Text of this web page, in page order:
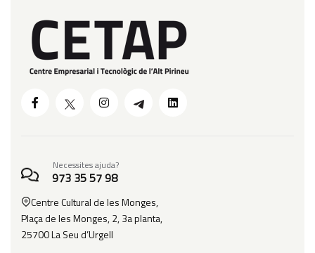
Necessites ajuda?
973 35 57 98
Centre Cultural de les Monges,
Plaça de les Monges, 2, 3a planta,
25700 La Seu d’Urgell